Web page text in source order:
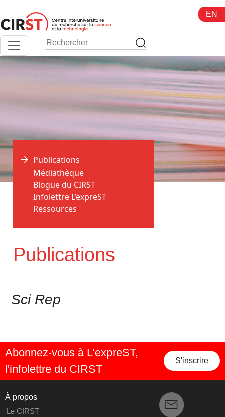
au
contenu
EN
Accueil > Publications > Sci Rep
Publications
Publications
Médiathèque
Blogue du CIRST
Infolettre L’expreST
Ressources
Sci Rep
Abonnez-vous à L’expreST,
l'infolettre du CIRST
S'inscrire
À propos
Le CIRST